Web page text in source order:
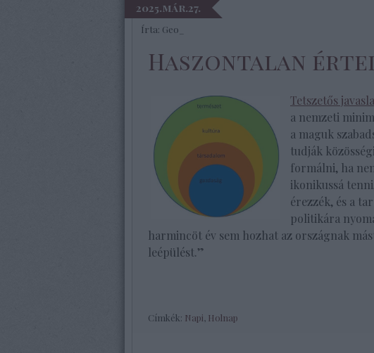
2025.már.27.
Írta: Geo_
Haszontalan
Tetszetős
a nemzeti
a maguk
tudják
formálni, ha
ikonikussá
érezzék, és a
politikára
harmincöt év sem hozhat az országnak
leépülést.”
Címkék: Napi Holnap